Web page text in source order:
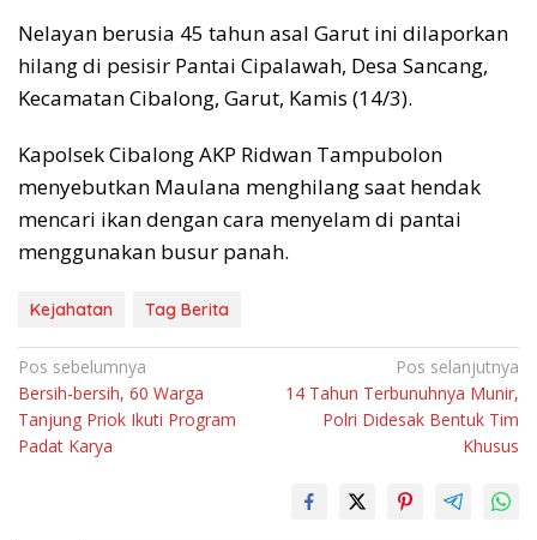
Nelayan berusia 45 tahun asal Garut ini dilaporkan
hilang di pesisir Pantai Cipalawah, Desa Sancang,
Kecamatan Cibalong, Garut, Kamis (14/3).
Kapolsek Cibalong AKP Ridwan Tampubolon
menyebutkan Maulana menghilang saat hendak
mencari ikan dengan cara menyelam di pantai
menggunakan busur panah.
Kejahatan Tag Berita
Navigasi
pos
Pos sebelumnya
Bersih-bersih, 60 Warga
Tanjung Priok Ikuti Program
Padat Karya
Pos selanjutnya
14 Tahun Terbunuhnya Munir,
Polri Didesak Bentuk Tim
Khusus